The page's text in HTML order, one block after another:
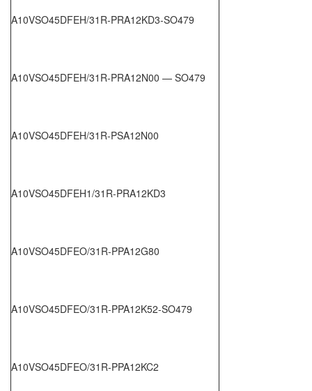
A10VSO45DFEH/31R-PRA12KD3-SO479
A10VSO45DFEH/31R-PRA12N00 — SO479
A10VSO45DFEH/31R-PSA12N00
A10VSO45DFEH1/31R-PRA12KD3
A10VSO45DFEO/31R-PPA12G80
A10VSO45DFEO/31R-PPA12K52-SO479
A10VSO45DFEO/31R-PPA12KC2